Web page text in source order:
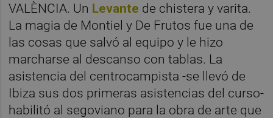
VALÈNCIA. Un Levante de chistera y varita.
La magia de Montiel y De Frutos fue una de
las cosas que salvó al equipo y le hizo
marcharse al descanso con tablas. La
asistencia del centrocampista -se llevó de
Ibiza sus dos primeras asistencias del curso-
habilitó al segoviano para la obra de arte que